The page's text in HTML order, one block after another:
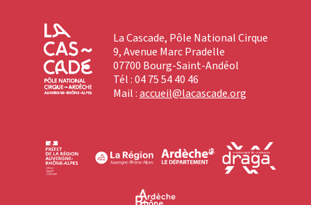
La Cascade, Pôle National Cirque
9, Avenue Marc Pradelle
07700 Bourg-Saint-Andéol
Tél : 04 75 54 40 46
Mail :accueil@lacascade.org